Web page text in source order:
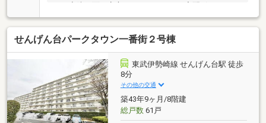
付！【リフォーム渡し】（2026年7月完了予定）（交
換／システムキッチン（食洗機付）・ユニットバス・
洗面化粧台・トイレ・建具）（貼替／クロス全室・床
材） 他
せんげん台パークタウン一番街２号棟
東武伊勢崎線 せんげん台駅 徒歩
8分
その他の交通
築43年9ヶ月/8階建
総戸数61戸